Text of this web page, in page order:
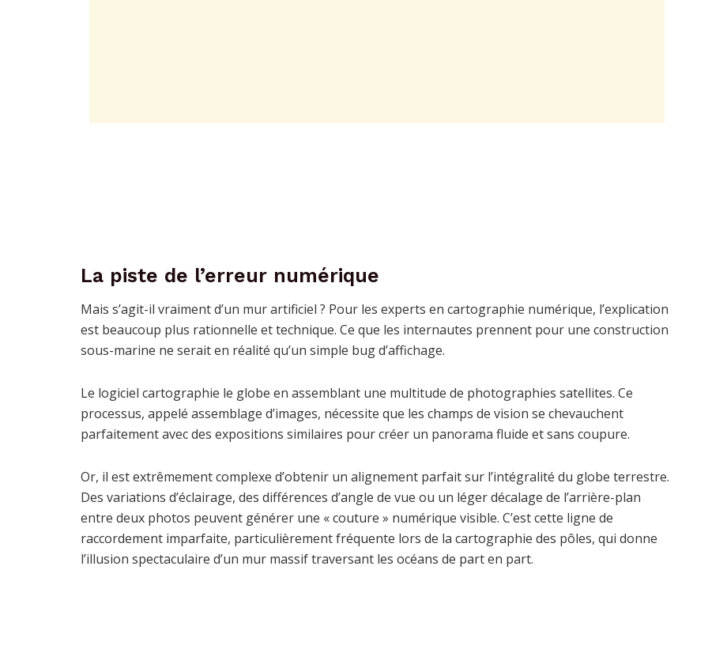
La piste de l’erreur numérique
Mais s’agit-il vraiment d’un mur artificiel ? Pour les experts en cartographie numérique, l’explication
est beaucoup plus rationnelle et technique. Ce que les internautes prennent pour une construction
sous-marine ne serait en réalité qu’un simple bug d’affichage.
Le logiciel cartographie le globe en assemblant une multitude de photographies satellites. Ce
processus, appelé assemblage d’images, nécessite que les champs de vision se chevauchent
parfaitement avec des expositions similaires pour créer un panorama fluide et sans coupure.
Or, il est extrêmement complexe d’obtenir un alignement parfait sur l’intégralité du globe terrestre.
Des variations d’éclairage, des différences d’angle de vue ou un léger décalage de l’arrière-plan
entre deux photos peuvent générer une « couture » numérique visible. C’est cette ligne de
raccordement imparfaite, particulièrement fréquente lors de la cartographie des pôles, qui donne
l’illusion spectaculaire d’un mur massif traversant les océans de part en part.